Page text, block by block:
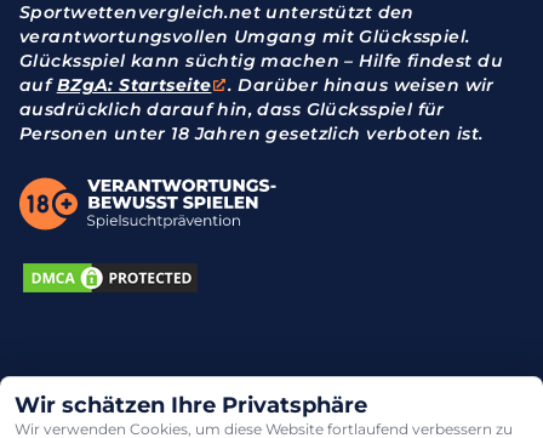
Sportwettenvergleich.net unterstützt den
verantwortungsvollen Umgang mit Glücksspiel.
Glücksspiel kann süchtig machen – Hilfe findest du
aufBZgA: Startseite
. Darüber hinaus weisen wir
ausdrücklich darauf hin, dass Glücksspiel für
Personen unter 18 Jahren gesetzlich verboten ist.
Wir schätzen Ihre Privatsphäre
Wir verwenden Cookies, um diese Website fortlaufend verbessern zu